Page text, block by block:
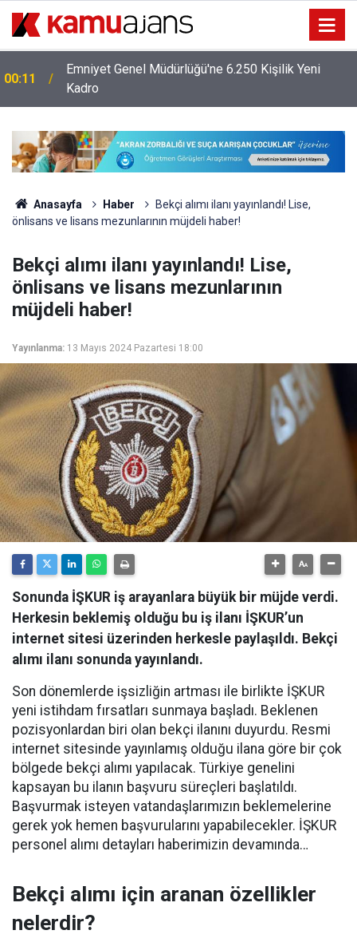
00:11
Emniyet Genel Müdürlüğü'ne 6.250 Kişilik Yeni
Kadro
Anasayfa Haber
Bekçi alımı ilanı yayınlandı! Lise,
önlisans ve lisans mezunlarının müjdeli haber!
Bekçi alımı ilanı yayınlandı! Lise,
önlisans ve lisans mezunlarının
müjdeli haber!
Yayınlanma: 13 Mayıs 2024 Pazartesi 18:00
Sonunda İŞKUR iş arayanlara büyük bir müjde verdi.
Herkesin beklemiş olduğu bu iş ilanı İŞKUR’un
internet sitesi üzerinden herkesle paylaşıldı. Bekçi
alımı ilanı sonunda yayınlandı.
Son dönemlerde işsizliğin artması ile birlikte İŞKUR
yeni istihdam fırsatları sunmaya başladı. Beklenen
pozisyonlardan biri olan bekçi ilanını duyurdu. Resmi
internet sitesinde yayınlamış olduğu ilana göre bir çok
bölgede bekçi alımı yapılacak. Türkiye genelini
kapsayan bu ilanın başvuru süreçleri başlatıldı.
Başvurmak isteyen vatandaşlarımızın beklemelerine
gerek yok hemen başvurularını yapabilecekler. İŞKUR
personel alımı detayları haberimizin devamında…
Bekçi alımı için aranan özellikler
nelerdir?